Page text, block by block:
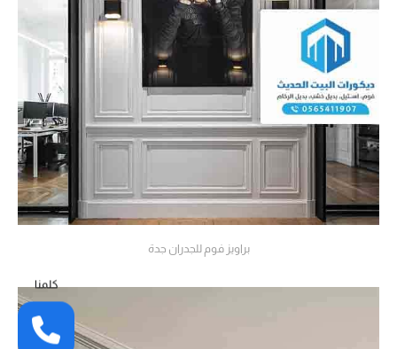
براويز فوم للجدران جدة
كلمنا